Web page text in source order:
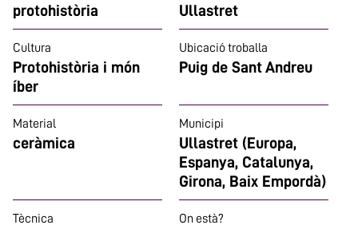
protohistòria
Ullastret
Cultura
Protohistòria i món
íber
Ubicació troballa
Puig de Sant Andreu
Material
ceràmica
Municipi
Ullastret (Europa,
Espanya, Catalunya,
Girona, Baix Empordà)
Tècnica On està?